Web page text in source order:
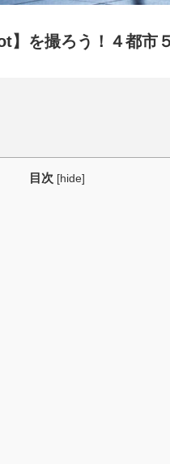
】を撮ろう！４都市
目次 [hide]